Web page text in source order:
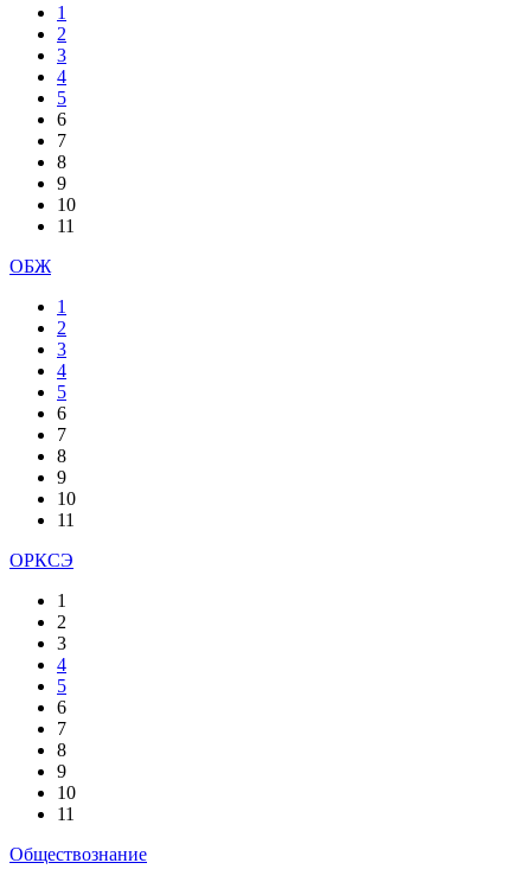
1
2
3
4
5
6
7
8
9
10
11
ОБЖ
1
2
3
4
5
6
7
8
9
10
11
ОРКСЭ
1
2
3
4
5
6
7
8
9
10
11
Обществознание